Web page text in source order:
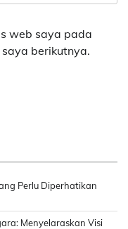
web saya pada
berikutnya.
Perlu Diperhatikan
Menyelaraskan Visi